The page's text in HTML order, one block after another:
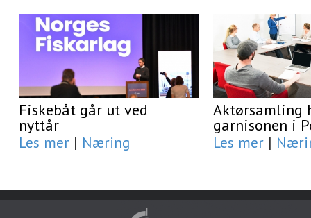
Fiskebåt går ut ved
nyttår
Les mer | Næring
Aktørsamling
garnisonen i
Les mer |